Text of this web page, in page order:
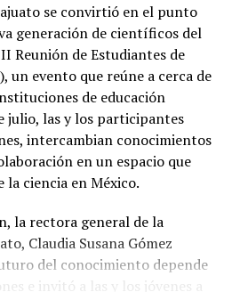
se convirtió en el punto
generación de científicos del
Reunión de Estudiantes de
un evento que reúne a cerca de
de educación
julio, las y los participantes
intercambian conocimientos
en un espacio que
ciencia en México.
la rectora general de la
Claudia Susana Gómez
del conocimiento depende
e invitó a las y los jóvenes a